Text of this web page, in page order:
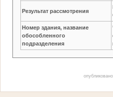
Результат рассмотрения
Номер здания, название
обособленного
подразделения